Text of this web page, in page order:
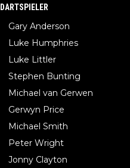
DARTSPIELER
Gary Anderson
Luke Humphries
Luke Littler
Stephen Bunting
Michael van Gerwen
Gerwyn Price
Michael Smith
Peter Wright
Jonny Clayton